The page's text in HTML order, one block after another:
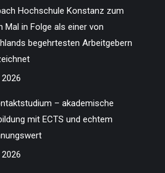
Hochschule Konstanz zum
Mal in Folge als einer von
begehrtesten Arbeitgebern
– akademische
mit ECTS und echtem